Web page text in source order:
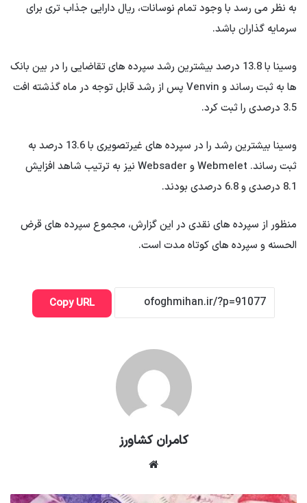
به نظر می رسد با وجود تمام نوسانات، ریال دارایی جذاب تری برای
سرمایه گذاران باشد.
وسینا با 13.8 درصد بیشترین رشد سپرده های تقاضایی را در بین بانک
ها به ثبت رساند و Venvin پس از رشد قابل توجه در ماه گذشته افت
3.5 درصدی را ثبت کرد.
وسینا بیشترین رشد را در سپرده های غیرتصویری با 13.6 درصد به
ثبت رساند. Webmelet و Websader نیز به ترتیب شاهد افزایش
8.1 درصدی و 6.8 درصدی بودند.
منظور از سپرده های نقدی در این گزارش، مجموع سپرده های قرض
الحسنه و سپرده های کوتاه مدت است.
Copy URL
کامران کشاورز